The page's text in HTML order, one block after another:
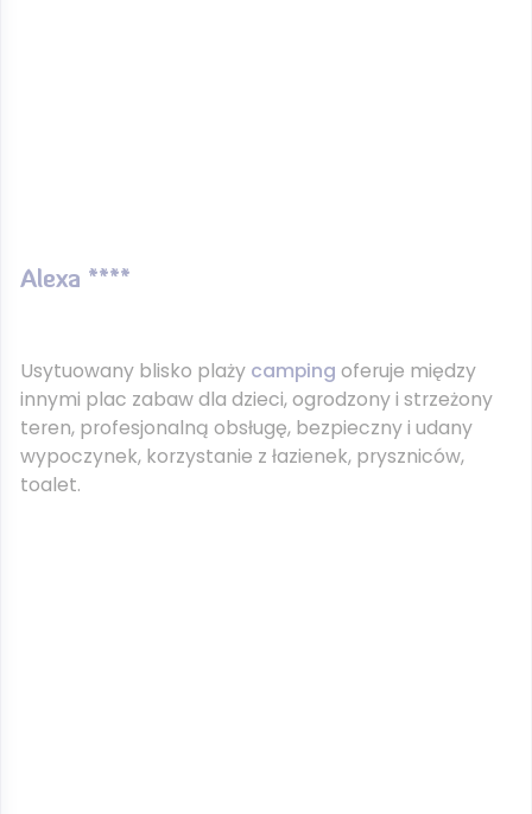
Alexa ****
Usytuowany blisko plaży camping oferuje między
innymi plac zabaw dla dzieci, ogrodzony i strzeżony
teren, profesjonalną obsługę, bezpieczny i udany
wypoczynek, korzystanie z łazienek, pryszniców,
toalet.